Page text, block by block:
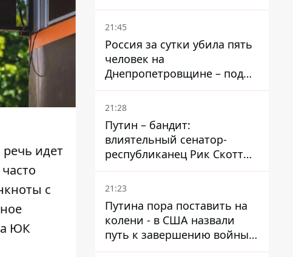
идет
с
ЮК
– он возглавил народное
голосование
21:45
Россия за сутки убила пять
человек на
Днепропетровщине – под
ударами оказались пять
районов области
21:28
Путин – бандит:
влиятельный сенатор-
республиканец Рик Скотт
призвал Конгресс привлечь
РФ к ответственности за
21:23
Путина пора поставить на
колени - в США назвали
путь к завершению войны -
National Security Journal